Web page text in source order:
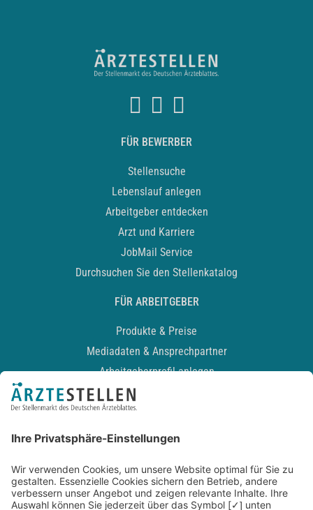
FÜR BEWERBER
Stellensuche
Lebenslauf anlegen
Arbeitgeber entdecken
Arzt und Karriere
JobMail Service
Durchsuchen Sie den Stellenkatalog
FÜR ARBEITGEBER
Produkte & Preise
Mediadaten & Ansprechpartner
Arbeitgeberprofil anlegen
Recruiting-Podcast
Kontakt
Datenschutz